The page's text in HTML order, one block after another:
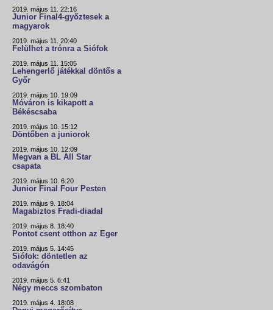
2019. május 11. 22:16
Junior Final4-győztesek a
magyarok
2019. május 11. 20:40
Felülhet a trónra a Siófok
2019. május 11. 15:05
Lehengerlő játékkal döntős a
Győr
2019. május 10. 19:09
Móváron is kikapott a
Békéscsaba
2019. május 10. 15:12
Döntőben a juniorok
2019. május 10. 12:09
Megvan a BL All Star
csapata
2019. május 10. 6:20
Junior Final Four Pesten
2019. május 9. 18:04
Magabiztos Fradi-diadal
2019. május 8. 18:40
Pontot csent otthon az Eger
2019. május 5. 14:45
Siófok: döntetlen az
odavágón
2019. május 5. 6:41
Négy meccs szombaton
2019. május 4. 18:08